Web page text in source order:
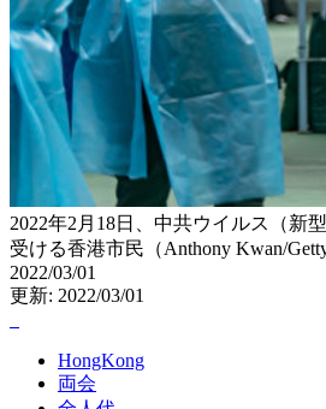
2022年2月18日、中共ウイルス（新
受ける香港市民（Anthony Kwan/Getty
2022/03/01
更新: 2022/03/01
HongKong
両会